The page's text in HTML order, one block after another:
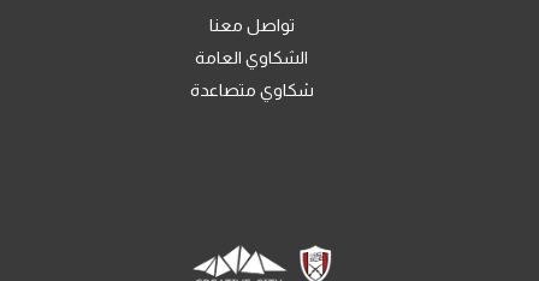
تواصل معنا
الشكاوي العامة
شكاوي متصاعدة